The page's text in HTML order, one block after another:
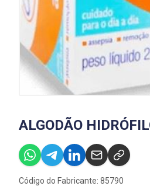
ALGODÃO
Código do Fabricante: 85790